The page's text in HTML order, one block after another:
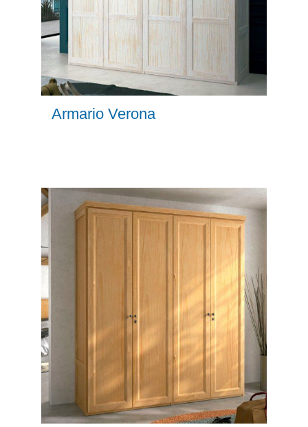
Armario Verona